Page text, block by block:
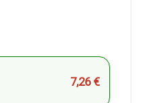
7,26 €